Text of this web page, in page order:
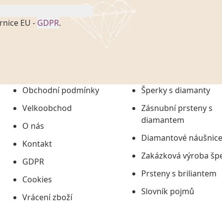
EU - GDPR.
č. 101/2000 Sb. v
uchováním veškerých
údajů či jako jeho
informací, nejdéle
Obchodní podmínky
Velkoobchod
O nás
Kontakt
GDPR
Cookies
Vrácení zboží
Šperky s diamanty
Zásnubní prsteny s
diamantem
Diamantové náušnice
Zakázková výroba
Prsteny s briliantem
Slovník pojmů